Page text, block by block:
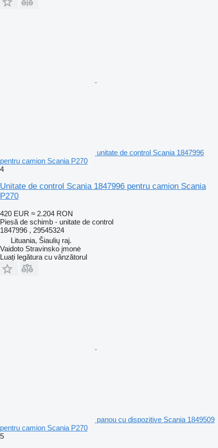
unitate de control Scania 1847996
pentru camion Scania P270
4
Unitate de control Scania 1847996 pentru camion Scania
P270
420 EUR ≈ 2.204 RON
Piesă de schimb - unitate de control
1847996 , 29545324
Lituania, Šiaulių raj.
Vaidoto Stravinsko įmonė
Luați legătura cu vânzătorul
panou cu dispozitive Scania 1849509
pentru camion Scania P270
5